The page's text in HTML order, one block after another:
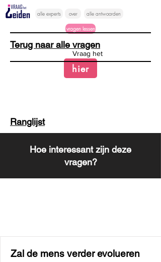
alle experts over alle antwoorden
vragen lessen
Vraag het
hier
Terug naar alle vragen
Ranglijst
Hoe interessant zijn deze
vragen?
Zal de mens verder evolueren